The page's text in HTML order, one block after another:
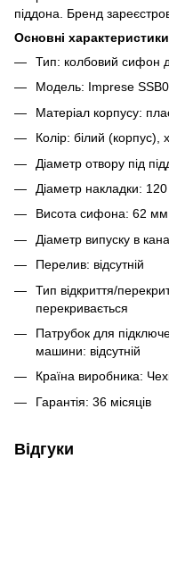
піддона. Бренд
Основні
Тип: колбовий сифон
Модель: Imprese
Матеріал корпусу:
Колір: білий (корпус),
Діаметр отвору під
Діаметр накладки:
Висота сифона: 62 мм
Діаметр випуску в
Перелив: відсутній
Тип відкриття/
перекривається
Патрубок для
машини: відсутній
Країна виробника:
Гарантія: 36 місяців
Відгуки